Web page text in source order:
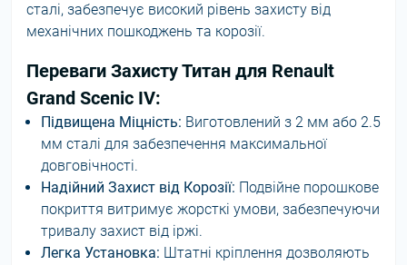
сталі, забезпечує високий рівень захисту від
механічних пошкоджень та корозії.
Переваги Захисту Титан для Renault
Grand Scenic IV:
Підвищена Міцність: Виготовлений з 2 мм або 2.5
мм сталі для забезпечення максимальної
довговічності.
Надійний Захист від Корозії: Подвійне порошкове
покриття витримує жорсткі умови, забезпечуючи
тривалу захист від іржі.
Легка Установка: Штатні кріплення дозволяють